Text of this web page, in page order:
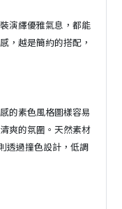
演繹優雅氣息，都能
，越是簡約的搭配，
的素色風格圖樣容易
爽的氛圍。天然素材
透過撞色設計，低調